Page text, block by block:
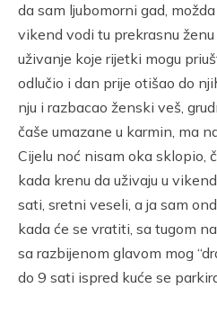
da sam ljubomorni gad,
vikend vodi tu prekrasnu
uživanje koje rijetki mogu
odlučio i dan prije otišao do
nju i razbacao ženski veš,
čaše umazane u karmin, ma
Cijelu noć nisam oka sklopio,
kada krenu da uživaju u
sati, sretni veseli, a ja sam
kada će se vratiti, sa tugom
sa razbijenom glavom mog
do 9 sati ispred kuće se